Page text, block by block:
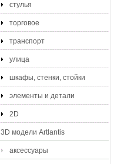
стулья
торговое
транспорт
улица
шкафы, стенки, стойки
элементы и детали
2D
3D модели Artlantis
аксессуары